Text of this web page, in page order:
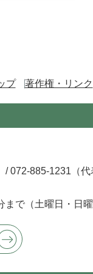
プ 著作権・リンク
/072-885-1231（代
まで （土曜日・日